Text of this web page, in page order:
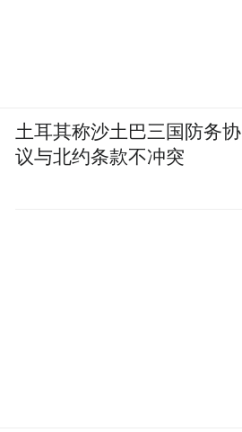
土耳其称沙土巴三国防务协
议与北约条款不冲突